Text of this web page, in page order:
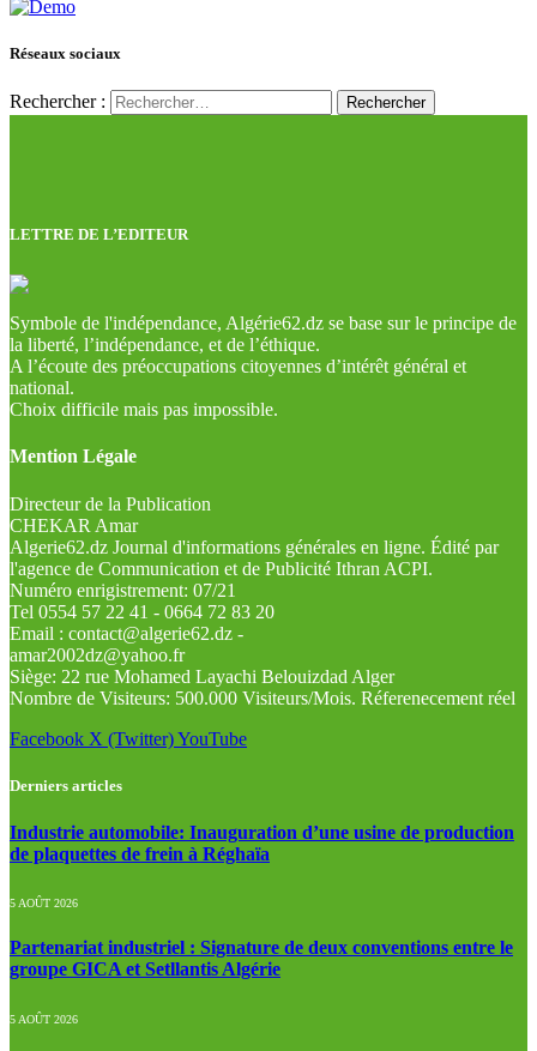
Réseaux sociaux
Rechercher :
LETTRE DE L’EDITEUR
Symbole de l'indépendance, Algérie62.dz se base sur le principe de
la liberté, l’indépendance, et de l’éthique.
A l’écoute des préoccupations citoyennes d’intérêt général et
national.
Choix difficile mais pas impossible.
Mention Légale
Directeur de la Publication
CHEKAR Amar
Algerie62.dz Journal d'informations générales en ligne. Édité par
l'agence de Communication et de Publicité Ithran ACPI.
Numéro enrigistrement: 07/21
Tel 0554 57 22 41 - 0664 72 83 20
Email : contact@algerie62.dz -
amar2002dz@yahoo.fr
Siège: 22 rue Mohamed Layachi Belouizdad Alger
Nombre de Visiteurs: 500.000 Visiteurs/Mois. Réferenecement réel
Facebook X (Twitter)YouTube
Derniers articles
Industrie automobile: Inauguration d’une usine de production
de plaquettes de frein à Réghaïa
5 AOÛT 2026
Partenariat industriel : Signature de deux conventions entre le
groupe GICA et Setllantis Algérie
5 AOÛT 2026